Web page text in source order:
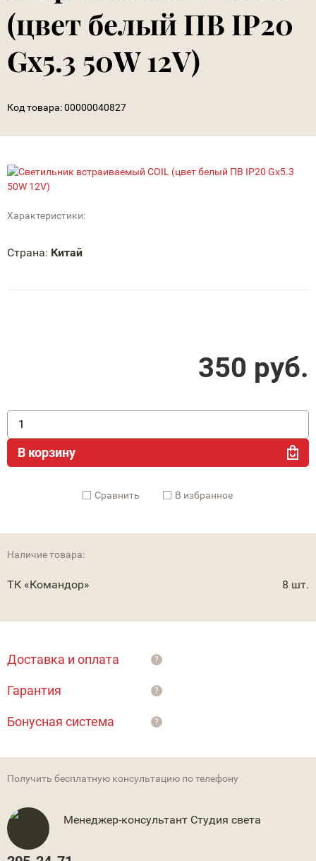
(цвет белый ПВ IP20
Gx5.3 50W 12V)
Код товара:00000040827
Характеристики:
Страна: Китай
350 руб.
В корзину
Cравнить В избранное
Наличие товара:
ТК «Командор» 8 шт.
Доставка и оплата ?
Гарантия ?
Бонусная система ?
Получить бесплатную консультацию по телефону
Менеджер-консультант Студия света